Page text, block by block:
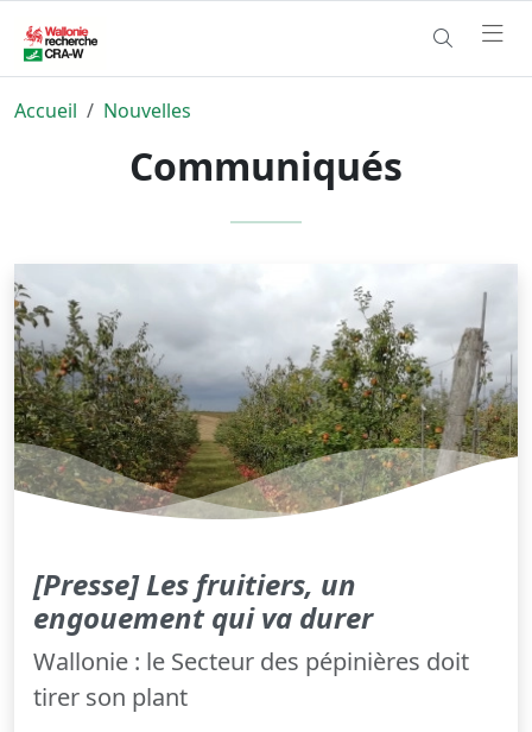
Accueil Nouvelles
Communiqués
[Presse] Les fruitiers, un
engouement qui va durer
Wallonie : le Secteur des pépinières doit
tirer son plant